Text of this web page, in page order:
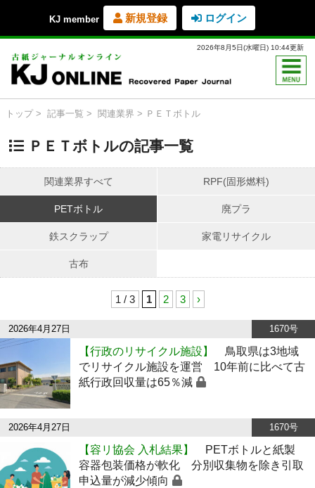
KJ member 新規登録 ログイン
2026年8月5日(水曜日) 10:44更新
トップ 記事一覧 関連業界 ＰＥＴボトル
ＰＥＴボトルの記事一覧
関連業界すべて RPF(固形燃料)
PETボトル 廃プラ
鉄スクラップ 家電リサイクル
古布
1 / 3 1 2 3 ›
2026年4月27日 1670号
【行政のリサイクル施設】
鳥取県は3地域
でリサイクル施設を運営 10年前に比べて古
紙行政回収量は65％減
2026年4月27日 1670号
【容リ協会 入札結果】
PETボトルと紙製
容器包装価格が軟化 分別収集物を除き引取
申込量が減少傾向